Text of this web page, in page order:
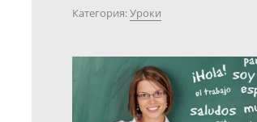
Категория:Уроки